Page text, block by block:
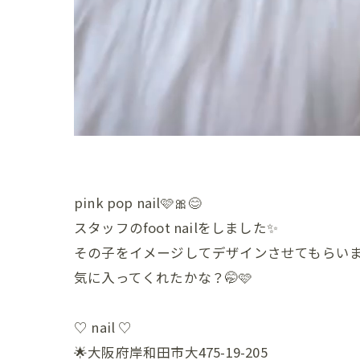
pink pop nail🩷🎀😊
スタッフのfoot nailをしました✨
その子をイメージしてデザインさせてもらい
気に入ってくれたかな？🤭🩷
♡ nail ♡
🌟大阪府岸和田市大475-19-205